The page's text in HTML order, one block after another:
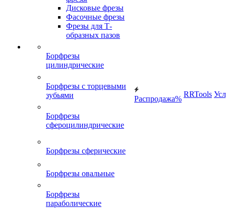
Дисковые фрезы
Фасочные фрезы
Фрезы для Т-
образных пазов
Борфрезы
цилиндрические
Борфрезы с торцевыми
зубьями
Борфрезы
сфероцилиндрические
Борфрезы сферические
Борфрезы овальные
Борфрезы
параболические
Распродажа%
RRTools